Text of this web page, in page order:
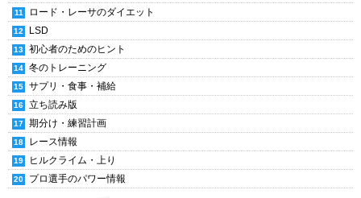
ロード・レーサのダイエット
LSD
初心者のためのヒント
冬のトレーニング
サプリ・食事・補給
立ち読み版
期分け・練習計画
レース情報
ヒルクライム・上り
プロ選手のパワー情報